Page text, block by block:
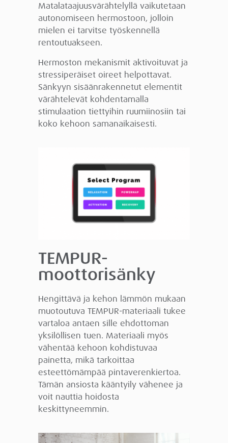
Matalataajuusvärähtelyllä vaikutetaan
autonomiseen hermostoon, jolloin
mielen ei tarvitse työskennellä
rentoutuakseen.
Hermoston mekanismit aktivoituvat ja
stressiperäiset oireet helpottavat.
Sänkyyn sisäänrakennetut elementit
värähtelevät kohdentamalla
stimulaation tiettyihin ruumiinosiin tai
koko kehoon samanaikaisesti.
TEMPUR-
moottorisänky
Hengittävä ja kehon lämmön mukaan
muotoutuva TEMPUR-materiaali tukee
vartaloa antaen sille ehdottoman
yksilöllisen tuen. Materiaali myös
vähentää kehoon kohdistuvaa
painetta, mikä tarkoittaa
esteettömämpää pintaverenkiertoa.
Tämän ansiosta kääntyily vähenee ja
voit nauttia hoidosta
keskittyneemmin.